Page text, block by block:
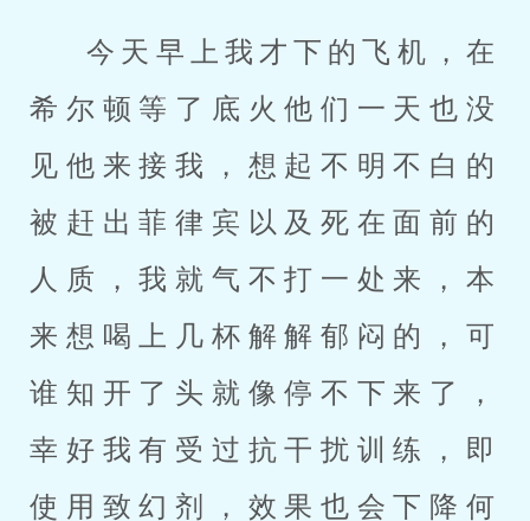
今天早上我才下的飞机，在
希尔顿等了底火他们一天也没
见他来接我，想起不明不白的
被赶出菲律宾以及死在面前的
人质，我就气不打一处来，本
来想喝上几杯解解郁闷的，可
谁知开了头就像停不下来了，
幸好我有受过抗干扰训练，即
使用致幻剂，效果也会下降何